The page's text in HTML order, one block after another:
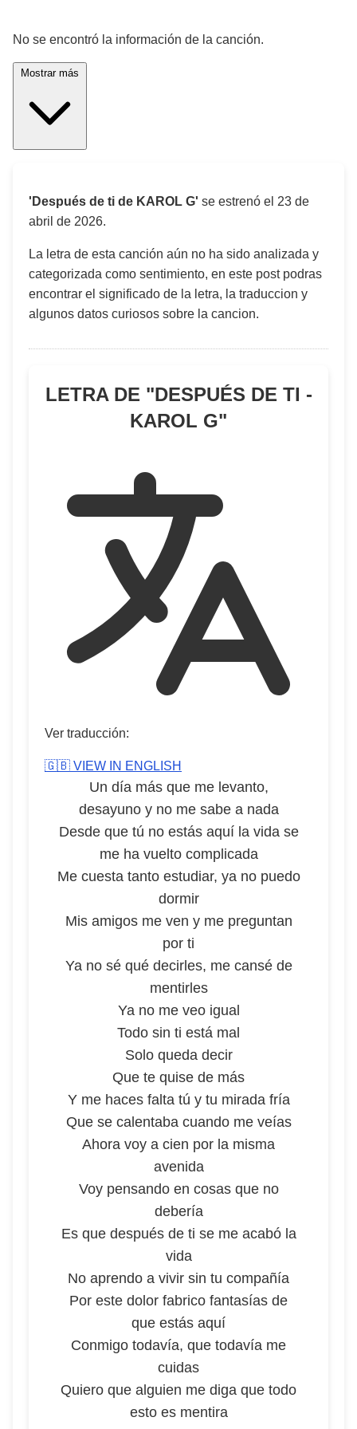
No se encontró la información de la canción.
'Después de ti de KAROL G' se estrenó el 23 de
abril de 2026.
La letra de esta canción aún no ha sido analizada y
categorizada como sentimiento, en este post podras
encontrar el significado de la letra, la traduccion y
algunos datos curiosos sobre la cancion.
LETRA DE "DESPUÉS DE TI -
KAROL G"
Ver traducción:
🇬🇧 VIEW IN ENGLISH
Un día más que me levanto,
desayuno y no me sabe a nada
Desde que tú no estás aquí la vida se
me ha vuelto complicada
Me cuesta tanto estudiar, ya no puedo
dormir
Mis amigos me ven y me preguntan
por ti
Ya no sé qué decirles, me cansé de
mentirles
Ya no me veo igual
Todo sin ti está mal
Solo queda decir
Que te quise de más
Y me haces falta tú y tu mirada fría
Que se calentaba cuando me veías
Ahora voy a cien por la misma
avenida
Voy pensando en cosas que no
debería
Es que después de ti se me acabó la
vida
No aprendo a vivir sin tu compañía
Por este dolor fabrico fantasías de
que estás aquí
Conmigo todavía, que todavía me
cuidas
Quiero que alguien me diga que todo
esto es mentira